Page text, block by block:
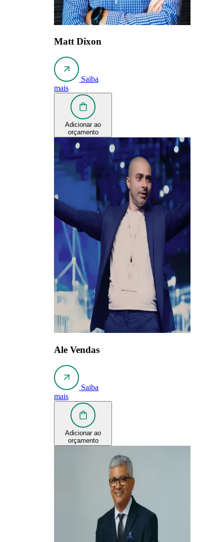
Matt Dixon
Saiba
mais
Adicionar ao
orçamento
Ale Vendas
Saiba
mais
Adicionar ao
orçamento